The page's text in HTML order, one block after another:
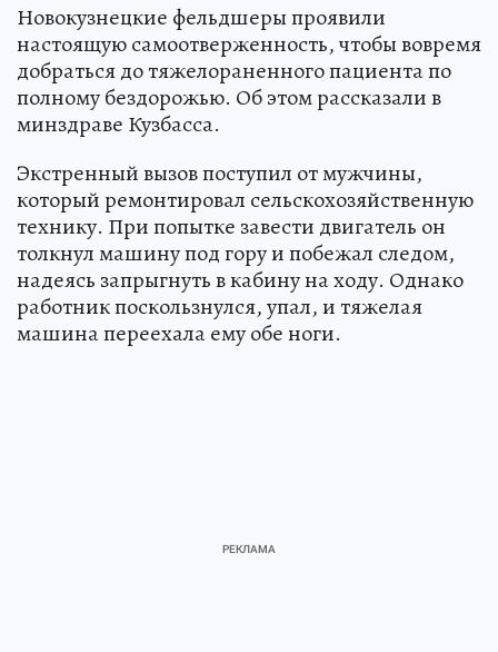
Новокузнецкие фельдшеры проявили
настоящую самоотверженность, чтобы вовремя
добраться до тяжелораненного пациента по
полному бездорожью. Об этом рассказали в
минздраве Кузбасса.
Экстренный вызов поступил от мужчины,
который ремонтировал сельскохозяйственную
технику. При попытке завести двигатель он
толкнул машину под гору и побежал следом,
надеясь запрыгнуть в кабину на ходу. Однако
работник поскользнулся, упал, и тяжелая
машина переехала ему обе ноги.